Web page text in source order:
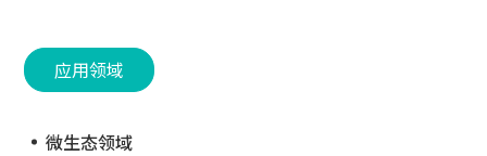
应用领域
微生态领域